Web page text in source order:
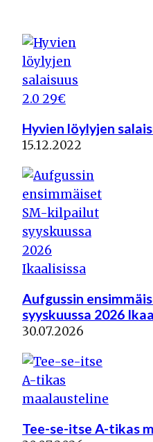
sisältöön
Hyvien löylyjen
15.12.2022
Aufgussin
syyskuussa 2026
30.07.2026
Tee-se-itse A-tikas